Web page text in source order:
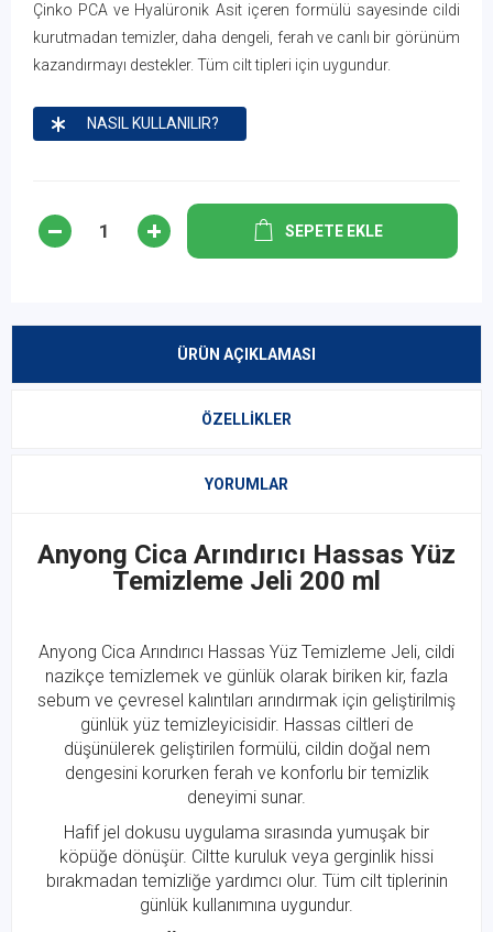
Çinko PCA ve Hyalüronik Asit içeren formülü sayesinde cildi
kurutmadan temizler, daha dengeli, ferah ve canlı bir görünüm
kazandırmayı destekler. Tüm cilt tipleri için uygundur.
NASIL KULLANILIR?
SEPETE EKLE
ÜRÜN AÇIKLAMASI
ÖZELLIKLER
YORUMLAR
Anyong Cica Arındırıcı Hassas Yüz
Temizleme Jeli 200 ml
Anyong Cica Arındırıcı Hassas Yüz Temizleme Jeli, cildi
nazikçe temizlemek ve günlük olarak biriken kir, fazla
sebum ve çevresel kalıntıları arındırmak için geliştirilmiş
günlük yüz temizleyicisidir. Hassas ciltleri de
düşünülerek geliştirilen formülü, cildin doğal nem
dengesini korurken ferah ve konforlu bir temizlik
deneyimi sunar.
Hafif jel dokusu uygulama sırasında yumuşak bir
köpüğe dönüşür. Ciltte kuruluk veya gerginlik hissi
bırakmadan temizliğe yardımcı olur. Tüm cilt tiplerinin
günlük kullanımına uygundur.